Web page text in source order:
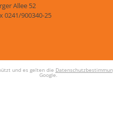
Allee 52
0241/900340-25
und es gelten die
Google.